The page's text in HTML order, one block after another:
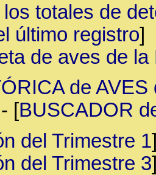
totales de
último registro]
de aves de
de
[BUSCADOR
del Trimestre 1
del Trimestre 3